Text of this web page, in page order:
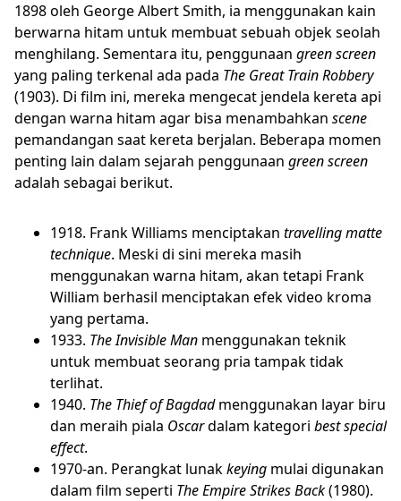
1898 oleh George Albert Smith, ia menggunakan kain
berwarna hitam untuk membuat sebuah objek seolah
menghilang. Sementara itu, penggunaan green screen
yang paling terkenal ada pada The Great Train Robbery
(1903). Di film ini, mereka mengecat jendela kereta api
dengan warna hitam agar bisa menambahkan scene
pemandangan saat kereta berjalan. Beberapa momen
penting lain dalam sejarah penggunaan green screen
adalah sebagai berikut.
1918. Frank Williams menciptakan travelling matte
technique. Meski di sini mereka masih
menggunakan warna hitam, akan tetapi Frank
William berhasil menciptakan efek video kroma
yang pertama.
1933. The Invisible Man menggunakan teknik
untuk membuat seorang pria tampak tidak
terlihat.
1940. The Thief of Bagdadmenggunakan layar biru
dan meraih piala Oscardalam kategori best special
effect.
1970-an. Perangkat lunakkeying mulai digunakan
dalam film seperti The Empire Strikes Back(1980).